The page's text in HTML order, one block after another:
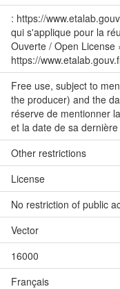
: https://
qui s'applique pour la
Ouverte / Open License
https://
Free use, subject to
the producer) and the
réserve de mentionner
et la date de sa
Other restrictions
License
No restriction of public
Vector
16000
Français